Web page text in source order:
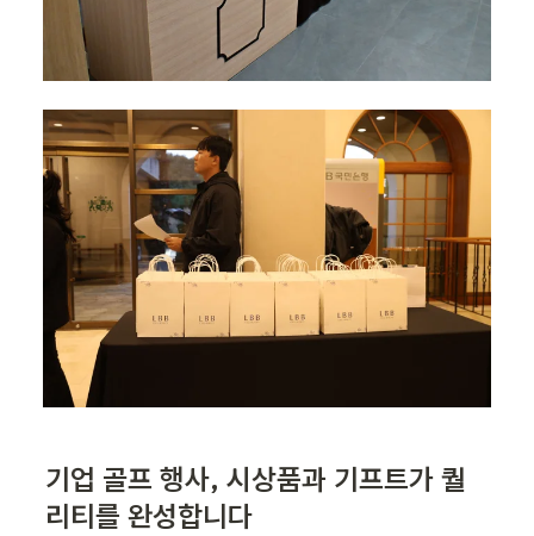
기업 골프 행사, 시상품과 기프트가 퀄
리티를 완성합니다